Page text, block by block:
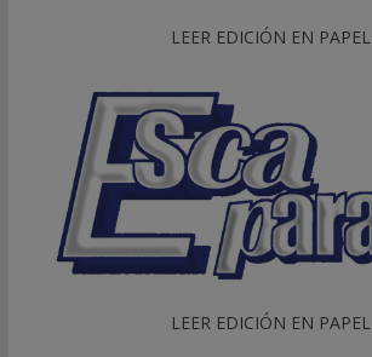
LEER EDICIÓN EN PAPEL
LEER EDICIÓN EN PAPEL